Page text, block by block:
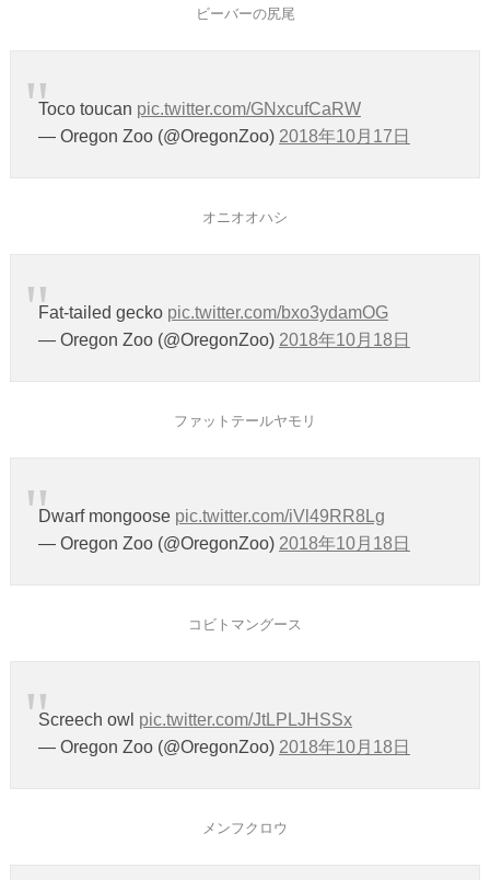
ビーバーの尻尾
Toco toucan pic.twitter.com/GNxcufCaRW
— Oregon Zoo (@OregonZoo) 2018年10月17日
オニオオハシ
Fat-tailed gecko pic.twitter.com/bxo3ydamOG
— Oregon Zoo (@OregonZoo) 2018年10月18日
ファットテールヤモリ
Dwarf mongoose pic.twitter.com/iVl49RR8Lg
— Oregon Zoo (@OregonZoo) 2018年10月18日
コビトマングース
Screech owl pic.twitter.com/JtLPLJHSSx
— Oregon Zoo (@OregonZoo) 2018年10月18日
メンフクロウ